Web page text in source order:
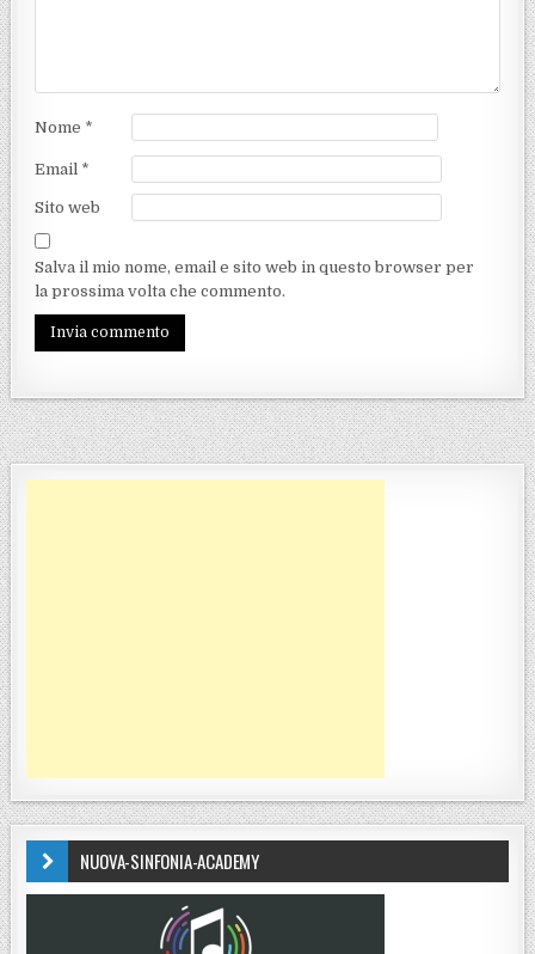
Nome *
Email *
Sito web
Salva il mio nome, email e sito web in questo browser per
la prossima volta che commento.
NUOVA-SINFONIA-ACADEMY